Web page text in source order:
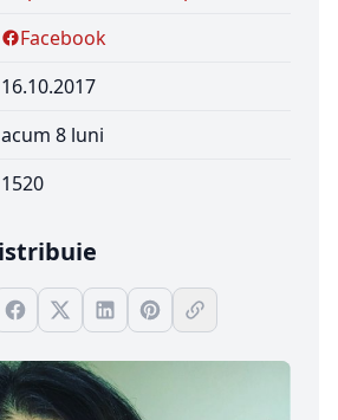
Facebook
16.10.2017
acum 8 luni
1520